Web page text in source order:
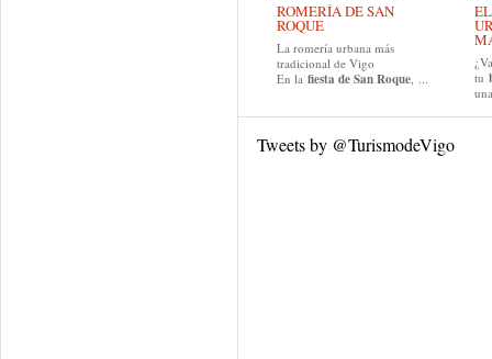
ROMERÍA DE SAN
ROQUE
La romería urbana más
tradicional de Vigo
En la fiesta de San Roque, ...
tu
Tweets by @TurismodeVigo